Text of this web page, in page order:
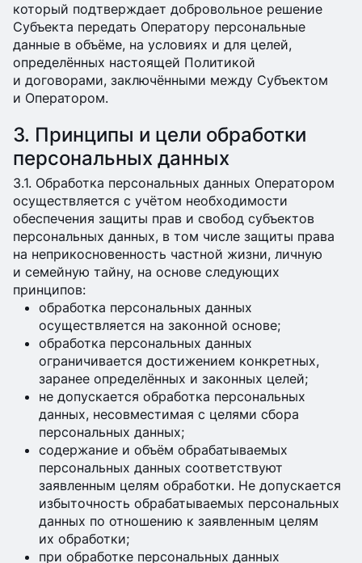
который подтверждает добровольное решение
Субъекта передать Оператору персональные
данные в объёме, на условиях и для целей,
определённых настоящей Политикой
и договорами, заключёнными между Субъектом
и Оператором.
3. Принципы и цели обработки
персональных данных
3.1. Обработка персональных данных Оператором
осуществляется с учётом необходимости
обеспечения защиты прав и свобод субъектов
персональных данных, в том числе защиты права
на неприкосновенность частной жизни, личную
и семейную тайну, на основе следующих
принципов:
обработка персональных данных
осуществляется на законной основе;
обработка персональных данных
ограничивается достижением конкретных,
заранее определённых и законных целей;
не допускается обработка персональных
данных, несовместимая с целями сбора
персональных данных;
содержание и объём обрабатываемых
персональных данных соответствуют
заявленным целям обработки. Не допускается
избыточность обрабатываемых персональных
данных по отношению к заявленным целям
их обработки;
при обработке персональных данных